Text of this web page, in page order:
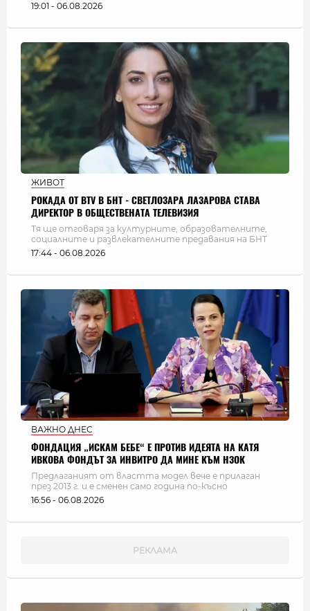
19:01 - 06.08.2026
ЖИВОТ
РОКАДА ОТ BTV В БНТ - СВЕТЛОЗАРА ЛАЗАРОВА СТАВА
ДИРЕКТОР В ОБЩЕСТВЕНАТА ТЕЛЕВИЗИЯ
Тя ще отговаря за културните, образователните,
социалните и развлекателните предавания на БНТ
17:44 - 06.08.2026
ВАЖНО ДНЕС
ФОНДАЦИЯ „ИСКАМ БЕБЕ“ Е ПРОТИВ ИДЕЯТА НА КАТЯ
ИВКОВА ФОНДЪТ ЗА ИНВИТРО ДА МИНЕ КЪМ НЗОК
Предлаганият от властта модел вече е прилаган
през 2013 г. и е сменен само година по-късно
16:56 - 06.08.2026